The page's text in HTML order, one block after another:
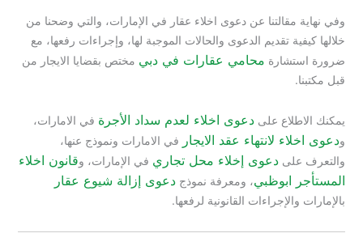
وفي نهاية مقالتنا عن دعوى اخلاء عقار في الإمارات، والتي وضحنا من
خلالها كيفية تقديم الدعوى والحالات الموجبة لها، وإجراءات رفعها، مع
ضرورة استشارة محامي عقارات في دبي مختص بقضايا الايجار من
قبل مكتبنا.
يمكنك الاطلاع على دعوى اخلاء لعدم سداد الأجرة في الامارات،
ودعوى اخلاء لانتهاء عقد الايجار في الامارات ونموذج عنها،
والتعرف على دعوى إخلاء محل تجاري في الإمارات، وقانون اخلاء
المستأجر ابوظبي، ومعرفة نموذج دعوى إزالة شيوع عقار
بالإمارات والإجراءات القانونية لرفعها.